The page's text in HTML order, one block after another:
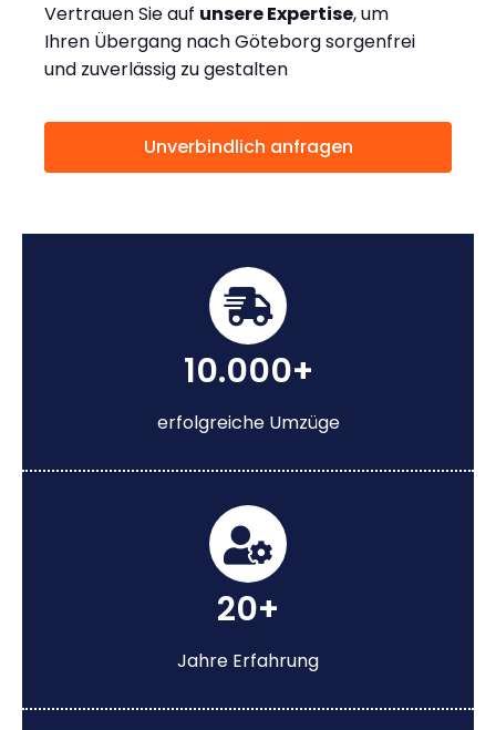
Vertrauen Sie auf unsere Expertise, um
Ihren Übergang nach Göteborg sorgenfrei
und zuverlässig zu gestalten
Unverbindlich anfragen
10.000+
erfolgreiche Umzüge
20+
Jahre Erfahrung